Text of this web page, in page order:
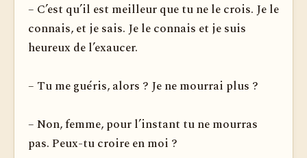
– C’est qu’il est meilleur que tu ne le crois. Je le
connais, et je sais. Je le connais et je suis
heureux de l’exaucer.
– Tu me guéris, alors ? Je ne mourrai plus ?
– Non, femme, pour l’instant tu ne mourras
pas. Peux-tu croire en moi ?